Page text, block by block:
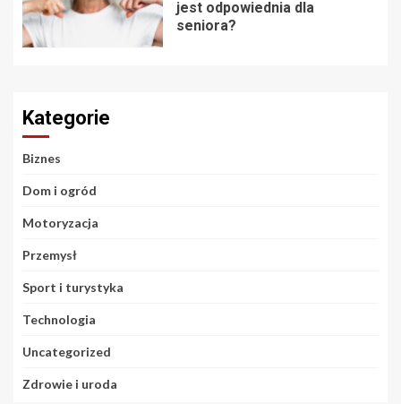
jest odpowiednia dla
seniora?
Kategorie
Biznes
Dom i ogród
Motoryzacja
Przemysł
Sport i turystyka
Technologia
Uncategorized
Zdrowie i uroda